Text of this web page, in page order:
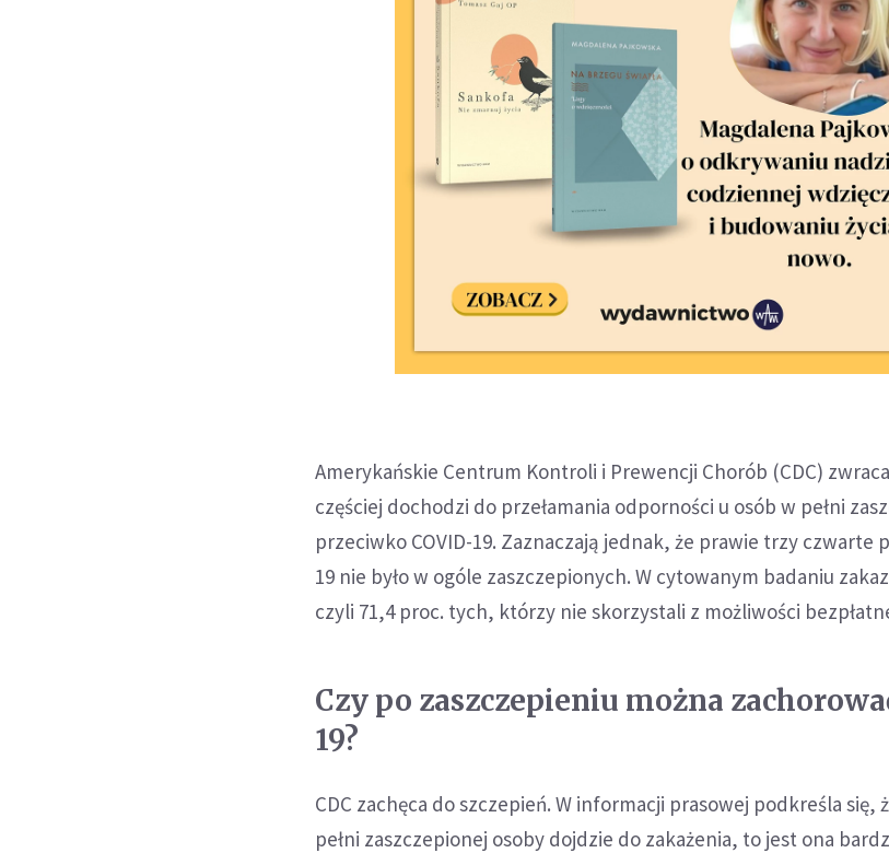
Amerykańskie Centrum Kontroli i Prewencji Chorób (CDC)
częściej dochodzi do przełamania odporności u osób w pełni
przeciwko COVID-19. Zaznaczają jednak, że prawie trzy czwarte
19 nie było w ogóle zaszczepionych. W cytowanym badaniu
czyli 71,4 proc. tych, którzy nie skorzystali z możliwości
Czy po zaszczepieniu można
19?
CDC zachęca do szczepień. W informacji prasowej podkreśla się,
pełni zaszczepionej osoby dojdzie do zakażenia, to jest ona